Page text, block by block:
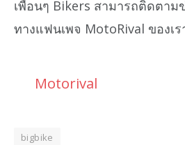
เพื่อนๆ Bikers สามารถติดตาม
ทางแฟนเพจ MotoRival ของเร
Motorival
bigbike